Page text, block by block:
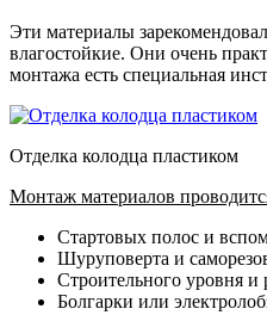
Эти материалы
влагостойкие. Они очень
монтажа есть специальная
Отделка колодца пластиком
Монтаж материалов
Стартовых полос и
Шуруповерта и
Строительного уровня и
Болгарки или